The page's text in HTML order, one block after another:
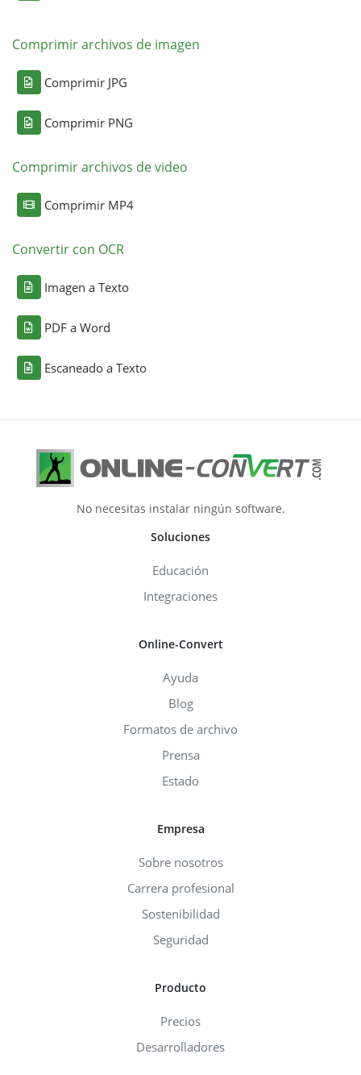
Comprimir archivos de imagen
Comprimir JPG
Comprimir PNG
Comprimir archivos de video
Comprimir MP4
Convertir con OCR
Imagen a Texto
PDF a Word
Escaneado a Texto
No necesitas instalar ningún software.
Soluciones
Educación
Integraciones
Online-Convert
Ayuda
Blog
Formatos de archivo
Prensa
Estado
Empresa
Sobre nosotros
Carrera profesional
Sostenibilidad
Seguridad
Producto
Precios
Desarrolladores